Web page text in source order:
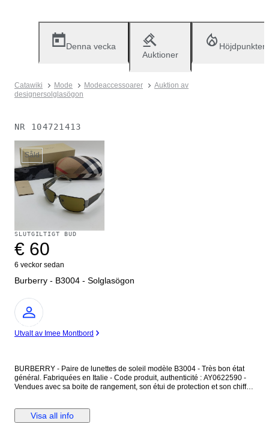
Denna vecka
Auktioner
Höjdpunkter
Catawiki Mode Modeaccessoarer
Auktion av
designersolglasögon
NR 104721413
Såld
SLUTGILTIGT BUD
€ 60
6 veckor sedan
Burberry - B3004 - Solglasögon
Expert
Utvalt av Imee Montbord
BURBERRY - Paire de lunettes de soleil modèle B3004 - Très bon état
général. Fabriquées en Italie - Code produit, authenticité : AY0622590 -
Vendues avec sa boite de rangement, son étui de protection et son chiffon
motifs à carreaux sur l'autre face - Le masque est sans monture
apparente. Les verres sont teintés uniformément, avec des micros
Visa all info